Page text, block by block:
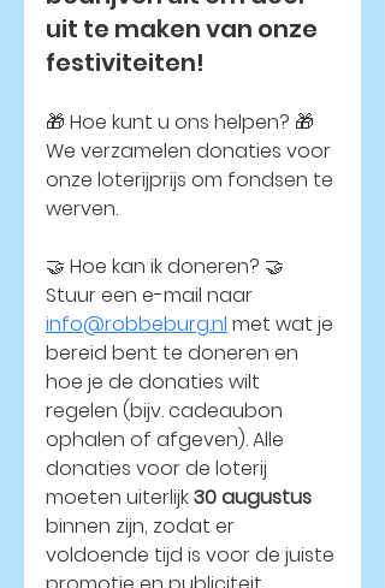
uit te maken van onze
festiviteiten!
🎁 Hoe kunt u ons helpen? 🎁
We verzamelen donaties voor
onze loterijprijs om fondsen te
werven.
🤝 Hoe kan ik doneren? 🤝
Stuur een e-mail naar
info@robbeburg.nl met wat je
bereid bent te doneren en
hoe je de donaties wilt
regelen (bijv. cadeaubon
ophalen of afgeven). Alle
donaties voor de loterij
moeten uiterlijk 30 augustus
binnen zijn, zodat er
voldoende tijd is voor de juiste